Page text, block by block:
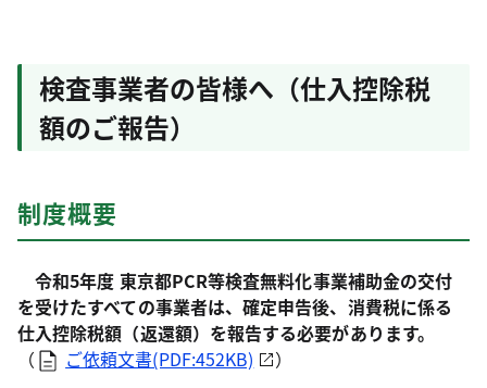
検査事業者の皆様へ（仕入控除税
額のご報告）
制度概要
令和5年度 東京都PCR等検査無料化事業補助金の交付
を受けたすべての事業者は、確定申告後、消費税に係る
仕入控除税額（返還額）を報告する必要があります。
（
ご依頼文書(PDF:452KB)
）